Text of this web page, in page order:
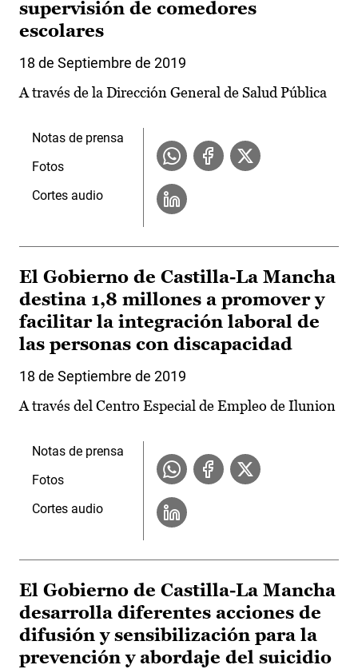
supervisión de comedores
escolares
18 de Septiembre de 2019
A través de la Dirección General de Salud Pública
Notas de prensa
Fotos
Cortes audio
El Gobierno de Castilla-La Mancha
destina 1,8 millones a promover y
facilitar la integración laboral de
las personas con discapacidad
18 de Septiembre de 2019
A través del Centro Especial de Empleo de Ilunion
Notas de prensa
Fotos
Cortes audio
El Gobierno de Castilla-La Mancha
desarrolla diferentes acciones de
difusión y sensibilización para la
prevención y abordaje del suicidio